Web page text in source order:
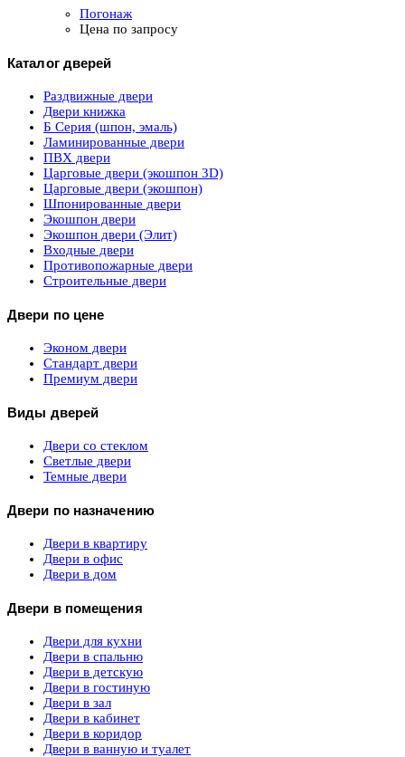
Погонаж
Цена по запросу
Каталог дверей
Раздвижные двери
Двери книжка
Б Серия (шпон, эмаль)
Ламинированные двери
ПВХ двери
Царговые двери (экошпон 3D)
Царговые двери (экошпон)
Шпонированные двери
Экошпон двери
Экошпон двери (Элит)
Входные двери
Противопожарные двери
Строительные двери
Двери по цене
Эконом двери
Стандарт двери
Премиум двери
Виды дверей
Двери со стеклом
Светлые двери
Темные двери
Двери по назначению
Двери в квартиру
Двери в офис
Двери в дом
Двери в помещения
Двери для кухни
Двери в спальню
Двери в детскую
Двери в гостиную
Двери в зал
Двери в кабинет
Двери в коридор
Двери в ванную и туалет